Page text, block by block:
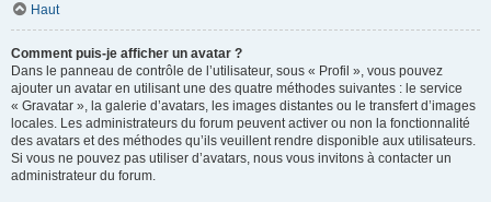
Haut
Comment puis-je afficher un avatar ?
Dans le panneau de contrôle de l’utilisateur, sous « Profil », vous pouvez
ajouter un avatar en utilisant une des quatre méthodes suivantes : le service
« Gravatar », la galerie d’avatars, les images distantes ou le transfert d’images
locales. Les administrateurs du forum peuvent activer ou non la fonctionnalité
des avatars et des méthodes qu’ils veuillent rendre disponible aux utilisateurs.
Si vous ne pouvez pas utiliser d’avatars, nous vous invitons à contacter un
administrateur du forum.